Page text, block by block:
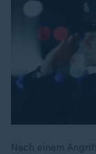
Nach einem